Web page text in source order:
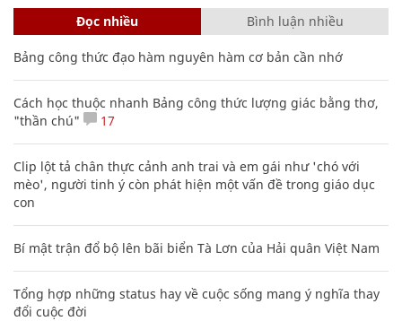
Đọc nhiều Bình luận nhiều
Bảng công thức đạo hàm nguyên hàm cơ bản cần nhớ
Cách học thuộc nhanh Bảng công thức lượng giác bằng thơ,
"thần chú"
17
Clip lột tả chân thực cảnh anh trai và em gái như 'chó với
mèo', người tinh ý còn phát hiện một vấn đề trong giáo dục
con
Bí mật trận đổ bộ lên bãi biển Tà Lơn của Hải quân Việt Nam
Tổng hợp những status hay về cuộc sống mang ý nghĩa thay
đổi cuộc đời